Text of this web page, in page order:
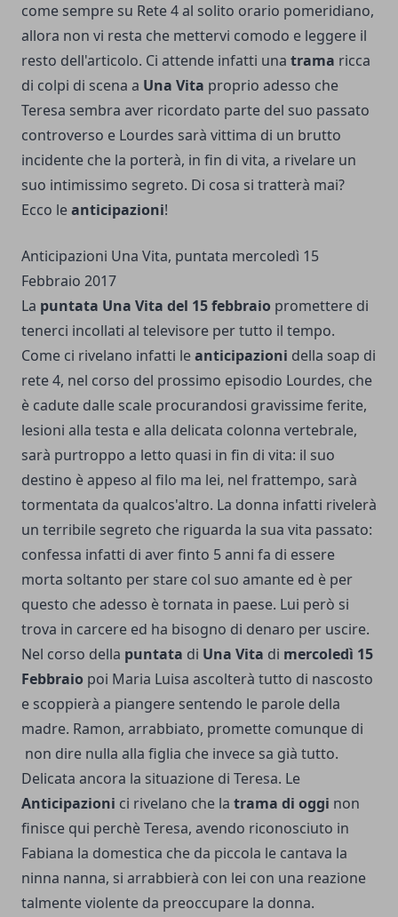
come sempre su Rete 4 al solito orario pomeridiano,
allora non vi resta che mettervi comodo e leggere il
resto dell'articolo. Ci attende infatti una trama ricca
di colpi di scena a Una Vita proprio adesso che
Teresa sembra aver ricordato parte del suo passato
controverso e Lourdes sarà vittima di un brutto
incidente che la porterà, in fin di vita, a rivelare un
suo intimissimo segreto. Di cosa si tratterà mai?
Ecco leanticipazioni!
Anticipazioni Una Vita, puntata mercoledì 15
Febbraio 2017
La puntata Una Vita del 15 febbraio promettere di
tenerci incollati al televisore per tutto il tempo.
Come ci rivelano infatti leanticipazioni della soap di
rete 4, nel corso del prossimo episodio Lourdes, che
è cadute dalle scale procurandosi gravissime ferite,
lesioni alla testa e alla delicata colonna vertebrale,
sarà purtroppo a letto quasi in fin di vita: il suo
destino è appeso al filo ma lei, nel frattempo, sarà
tormentata da qualcos'altro. La donna infatti rivelerà
un terribile segreto che riguarda la sua vita passato:
confessa infatti di aver finto 5 anni fa di essere
morta soltanto per stare col suo amante ed è per
questo che adesso è tornata in paese. Lui però si
trova in carcere ed ha bisogno di denaro per uscire.
Nel corso della puntata di Una Vita di mercoledì 15
Febbraio poi Maria Luisa ascolterà tutto di nascosto
e scoppierà a piangere sentendo le parole della
madre. Ramon, arrabbiato, promette comunque di
non dire nulla alla figlia che invece sa già tutto.
Delicata ancora la situazione di Teresa. Le
Anticipazioni ci rivelano che la trama di oggi non
finisce qui perchè Teresa, avendo riconosciuto in
Fabiana la domestica che da piccola le cantava la
ninna nanna, si arrabbierà con lei con una reazione
talmente violente da preoccupare la donna.